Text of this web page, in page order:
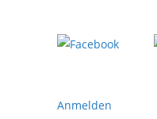
Anmelden